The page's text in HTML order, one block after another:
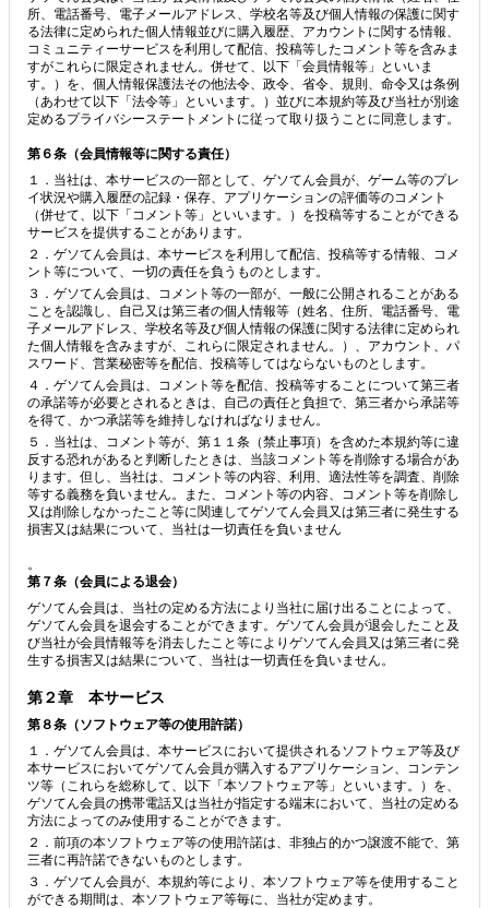
所、電話番号、電子メールアドレス、学校名等及び個人情報の保護に関す
る法律に定められた個人情報並びに購入履歴、アカウントに関する情報、
コミュニティーサービスを利用して配信、投稿等したコメント等を含みま
すがこれらに限定されません。併せて、以下「会員情報等」といいま
す。）を、個人情報保護法その他法令、政令、省令、規則、命令又は条例
（あわせて以下「法令等」といいます。）並びに本規約等及び当社が別途
定めるプライバシーステートメントに従って取り扱うことに同意します。
第６条（会員情報等に関する責任）
１．当社は、本サービスの一部として、ゲソてん会員が、ゲーム等のプレ
イ状況や購入履歴の記録・保存、アプリケーションの評価等のコメント
（併せて、以下「コメント等」といいます。）を投稿等することができる
サービスを提供することがあります。
２．ゲソてん会員は、本サービスを利用して配信、投稿等する情報、コメ
ント等について、一切の責任を負うものとします。
３．ゲソてん会員は、コメント等の一部が、一般に公開されることがある
ことを認識し、自己又は第三者の個人情報等（姓名、住所、電話番号、電
子メールアドレス、学校名等及び個人情報の保護に関する法律に定められ
た個人情報を含みますが、これらに限定されません。）、アカウント、パ
スワード、営業秘密等を配信、投稿等してはならないものとします。
４．ゲソてん会員は、コメント等を配信、投稿等することについて第三者
の承諾等が必要とされるときは、自己の責任と負担で、第三者から承諾等
を得て、かつ承諾等を維持しなければなりません。
５．当社は、コメント等が、第１１条（禁止事項）を含めた本規約等に違
反する恐れがあると判断したときは、当該コメント等を削除する場合があ
ります。但し、当社は、コメント等の内容、利用、適法性等を調査、削除
等する義務を負いません。また、コメント等の内容、コメント等を削除し
又は削除しなかったこと等に関連してゲソてん会員又は第三者に発生する
損害又は結果について、当社は一切責任を負いません
。
第７条（会員による退会）
ゲソてん会員は、当社の定める方法により当社に届け出ることによって、
ゲソてん会員を退会することができます。ゲソてん会員が退会したこと及
び当社が会員情報等を消去したこと等によりゲソてん会員又は第三者に発
生する損害又は結果について、当社は一切責任を負いません。
第２章 本サービス
第８条（ソフトウェア等の使用許諾）
１．ゲソてん会員は、本サービスにおいて提供されるソフトウェア等及び
本サービスにおいてゲソてん会員が購入するアプリケーション、コンテン
ツ等（これらを総称して、以下「本ソフトウェア等」といいます。）を、
ゲソてん会員の携帯電話又は当社が指定する端末において、当社の定める
方法によってのみ使用することができます。
２．前項の本ソフトウェア等の使用許諾は、非独占的かつ譲渡不能で、第
三者に再許諾できないものとします。
３．ゲソてん会員が、本規約等により、本ソフトウェア等を使用すること
ができる期間は、本ソフトウェア等毎に、当社が定めます。